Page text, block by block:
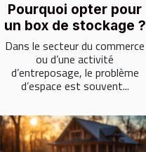
Pourquoi opter pour
un box de stockage ?
Dans le secteur du commerce
ou d’une activité
d’entreposage, le problème
d’espace est souvent...